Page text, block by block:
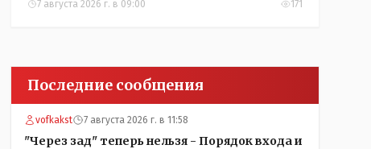
7 августа 2026 г. в 09:00 171
Последние сообщения
vofkakst 7 августа 2026 г. в 11:58
"Через зад" теперь нельзя - Порядок входа и